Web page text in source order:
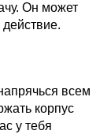
Он может
всем
корпус
у тебя